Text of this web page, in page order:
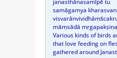
janasthānasamīpē tu
samāgamya
māṃsādā
Various kinds of birds
that love feeding on
gathered around